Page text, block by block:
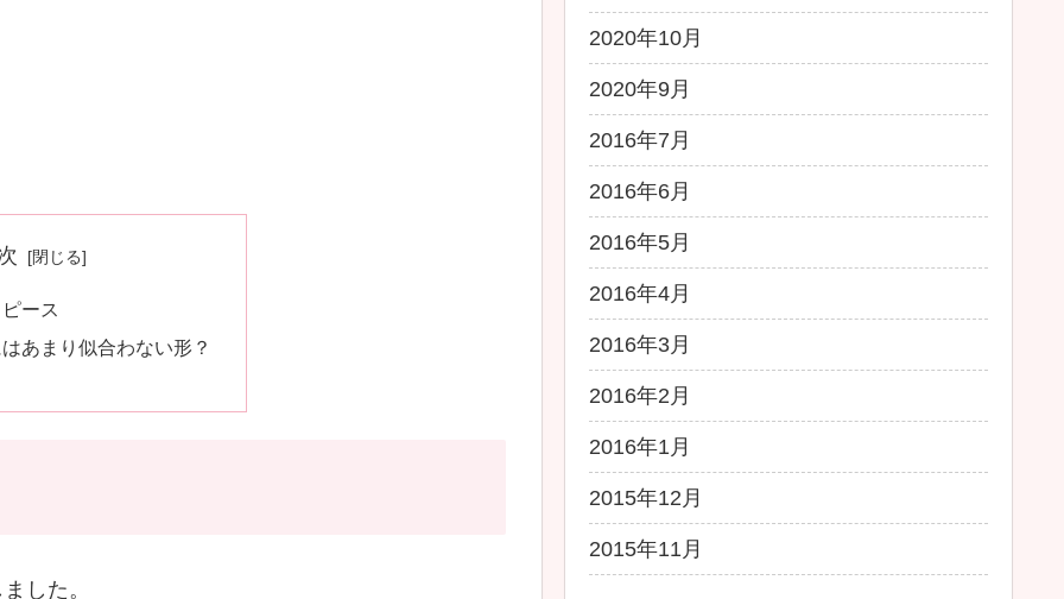
ース
あまり似合わない形？
した。
2020年10月
2020年9月
2016年7月
2016年6月
2016年5月
2016年4月
2016年3月
2016年2月
2016年1月
2015年12月
2015年11月